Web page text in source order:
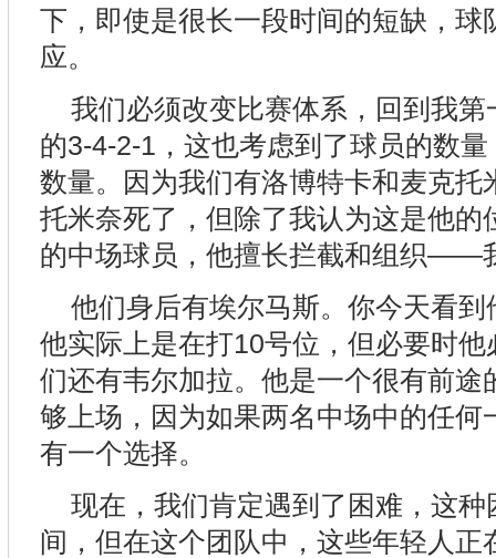
下，即使是很长一段时间的短缺，球
应。
我们必须改变比赛体系，回到我
的3-4-2-1，这也考虑到了球员的数
数量。因为我们有洛博特卡和麦克托
托米奈死了，但除了我认为这是他
的中场球员，他擅长拦截和组织——
他们身后有埃尔马斯。你今天看
他实际上是在打10号位，但必要时
们还有韦尔加拉。他是一个很有前途
够上场，因为如果两名中场中的任何
有一个选择。
现在，我们肯定遇到了困难，这
间，但在这个团队中，这些年轻人正